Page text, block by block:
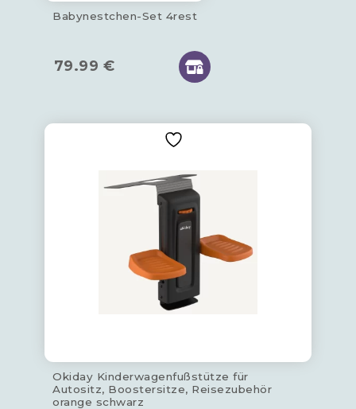
Babynestchen-Set 4rest
79.99 €
Okiday Kinderwagenfußstütze für
Autositz, Boostersitze, Reisezubehör
orange schwarz